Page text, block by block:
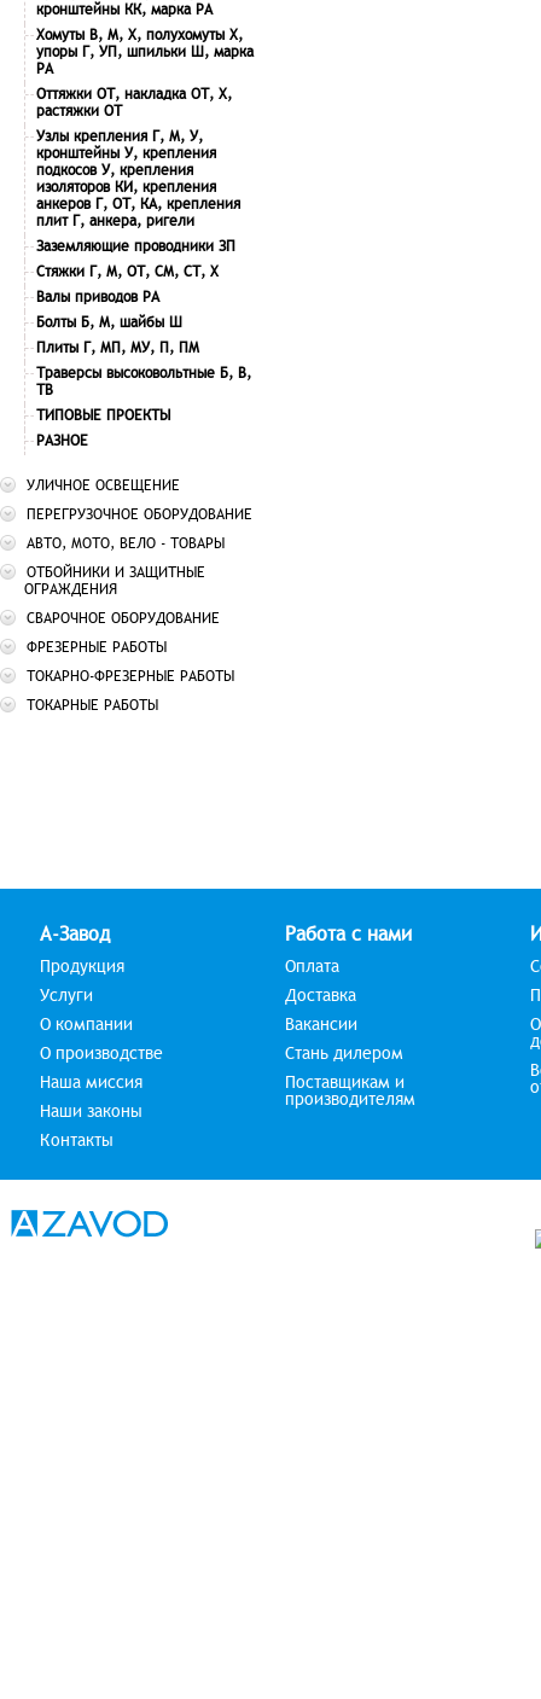
кронштейны КК, марка РА
Хомуты В, М, Х, полухомуты Х,
упоры Г, УП, шпильки Ш, марка
РА
Оттяжки ОТ, накладка ОТ, Х,
растяжки ОТ
Узлы крепления Г, М, У,
кронштейны У, крепления
подкосов У, крепления
изоляторов КИ, крепления
анкеров Г, ОТ, КА, крепления
плит Г, анкера, ригели
Заземляющие проводники ЗП
Стяжки Г, М, ОТ, СМ, СТ, Х
Валы приводов РА
Болты Б, М, шайбы Ш
Плиты Г, МП, МУ, П, ПМ
Траверсы высоковольтные Б, В,
ТВ
ТИПОВЫЕ ПРОЕКТЫ
РАЗНОЕ
УЛИЧНОЕ ОСВЕЩЕНИЕ
ПЕРЕГРУЗОЧНОЕ ОБОРУДОВАНИЕ
АВТО, МОТО, ВЕЛО - ТОВАРЫ
ОТБОЙНИКИ И ЗАЩИТНЫЕ
ОГРАЖДЕНИЯ
СВАРОЧНОЕ ОБОРУДОВАНИЕ
ФРЕЗЕРНЫЕ РАБОТЫ
ТОКАРНО-ФРЕЗЕРНЫЕ РАБОТЫ
ТОКАРНЫЕ РАБОТЫ
А-Завод
Продукция
Услуги
О компании
О производстве
Наша миссия
Наши законы
Контакты
Работа с нами
Оплата
Доставка
Вакансии
Стань дилером
Поставщикам и
производителям